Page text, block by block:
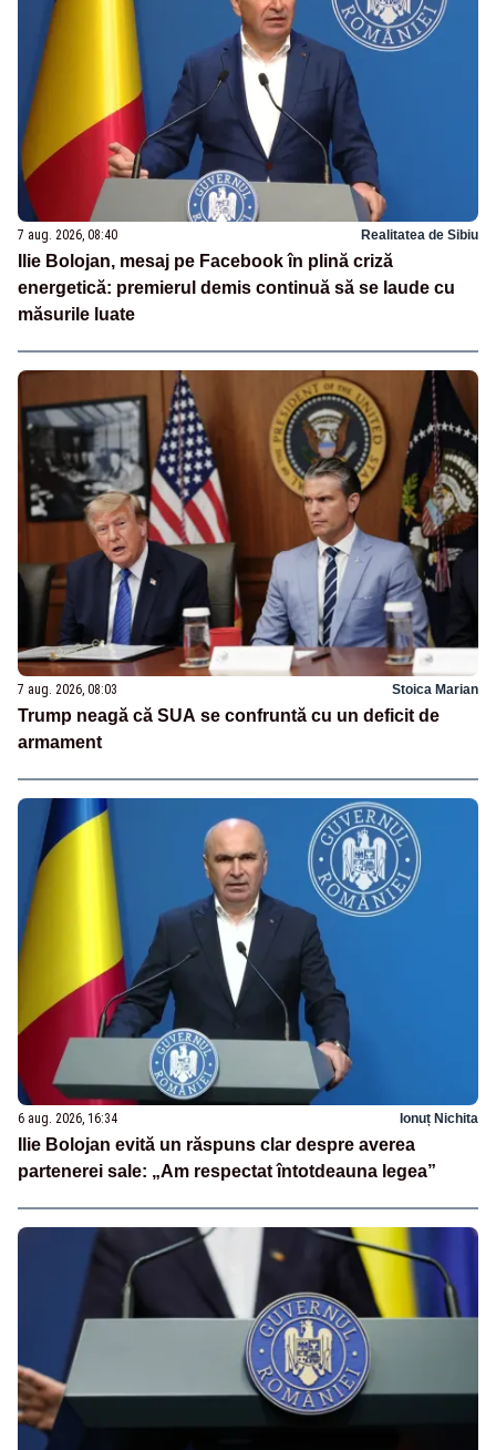
7 aug. 2026, 08:40 Realitatea de Sibiu
Ilie Bolojan, mesaj pe Facebook în plină criză
energetică: premierul demis continuă să se laude cu
măsurile luate
7 aug. 2026, 08:03 Stoica Marian
Trump neagă că SUA se confruntă cu un deficit de
armament
6 aug. 2026, 16:34 Ionuț Nichita
Ilie Bolojan evită un răspuns clar despre averea
partenerei sale: „Am respectat întotdeauna legea”